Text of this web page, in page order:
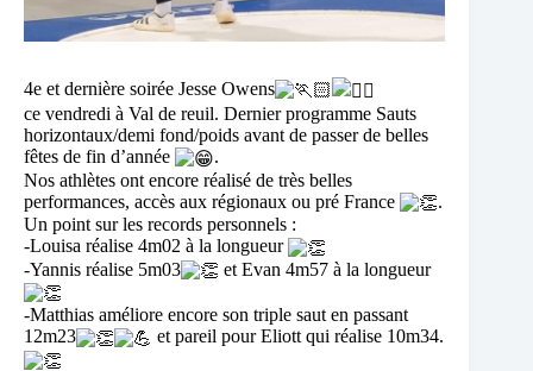
4e et dernière soirée Jesse Owens
ce vendredi à Val de reuil. Dernier programme Sauts
horizontaux/demi fond/poids avant de passer de belles
fêtes de fin d’année
.
Nos athlètes ont encore réalisé de très belles
performances, accès aux régionaux ou pré France
.
Un point sur les records personnels :
-Louisa réalise 4m02 à la longueur
-Yannis réalise 5m03
et Evan 4m57 à la longueur
-Matthias améliore encore son triple saut en passant
12m23
et pareil pour Eliott qui réalise 10m34.